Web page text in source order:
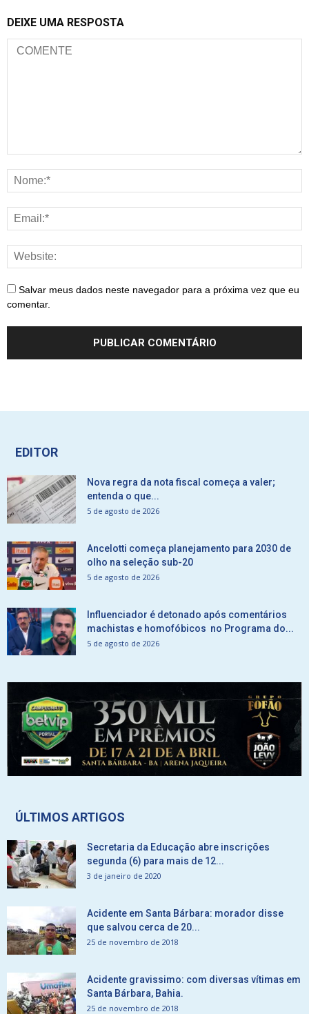
DEIXE UMA RESPOSTA
Salvar meus dados neste navegador para a próxima vez que eu
comentar.
EDITOR
Nova regra da nota fiscal começa a valer;
entenda o que...
5 de agosto de 2026
Ancelotti começa planejamento para 2030 de
olho na seleção sub-20
5 de agosto de 2026
Influenciador é detonado após comentários
machistas e homofóbicos no Programa do...
5 de agosto de 2026
ÚLTIMOS ARTIGOS
Secretaria da Educação abre inscrições
segunda (6) para mais de 12...
3 de janeiro de 2020
Acidente em Santa Bárbara: morador disse
que salvou cerca de 20...
25 de novembro de 2018
Acidente gravissimo: com diversas vítimas em
Santa Bárbara, Bahia.
25 de novembro de 2018